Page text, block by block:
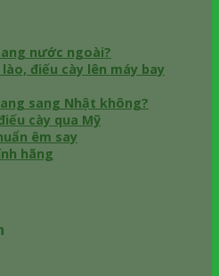
nước ngoài?
điếu cày lên máy bay
sang Nhật không?
cày qua Mỹ
êm say
hãng